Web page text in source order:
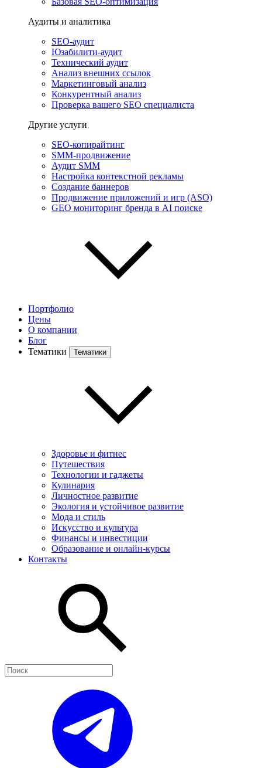
Аудиты и аналитика
SEO-аудит
Юзабилити-аудит
Технический аудит
Анализ внешних ссылок
Маркетинговый анализ
Конкурентный анализ
Проверка вашего SEO специалиста
Другие услуги
SEO-копирайтинг
SMM-продвижение
Аудит SMM
Настройка контекстной рекламы
Создание баннеров
Продвижение приложений и игр (ASO)
GEO мониторинг бренда в AI поиске
Портфолио
Цены
О компании
Блог
Тематики
Тематики
Здоровье и фитнес
Путешествия
Технологии и гаджеты
Кулинария
Личностное развитие
Экология и устойчивое развитие
Мода и стиль
Искусство и культура
Финансы и инвестиции
Образование и онлайн-курсы
Контакты